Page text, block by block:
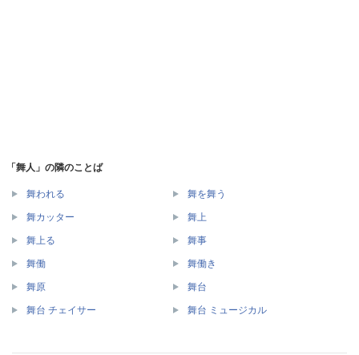
「舞人」の隣のことば
舞われる 舞を舞う
舞カッター 舞上
舞上る 舞事
舞働 舞働き
舞原 舞台
舞台 チェイサー 舞台 ミュージカル